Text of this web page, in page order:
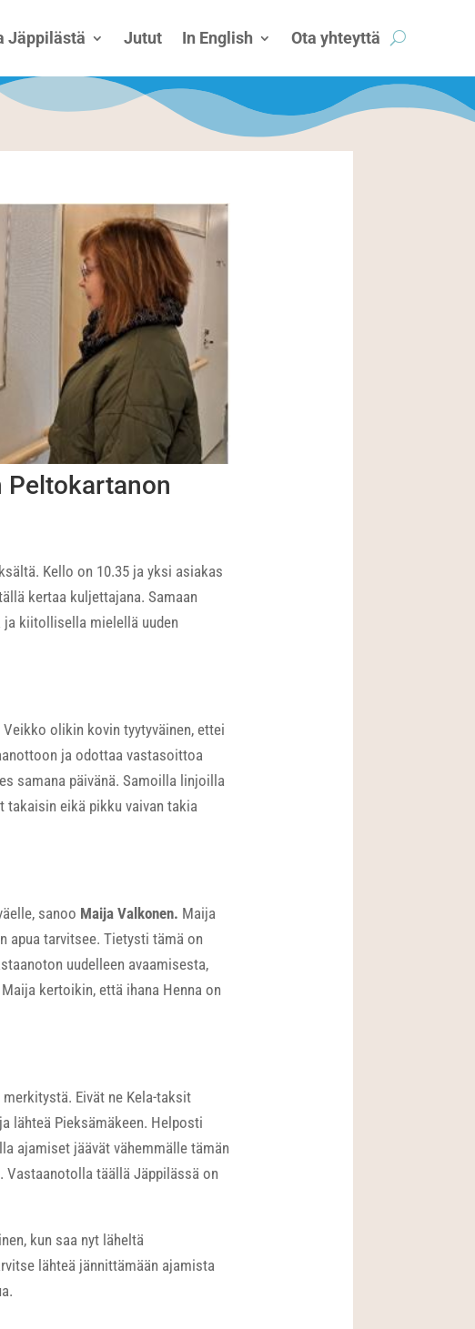
Jäppilästä Jutut In English Ota yhteyttä
Peltokartanon
Kello on 10.35 ja yksi asiakas
kertaa kuljettajana. Samaan
kiitollisella mielellä uuden
olikin kovin tyytyväinen, ettei
ja odottaa vastasoittoa
samana päivänä. Samoilla linjoilla
takaisin eikä pikku vaivan takia
sanoo Maija Valkonen. Maija
apua tarvitsee. Tietysti tämä on
uudelleen avaamisesta,
kertoikin, että ihana Henna on
Eivät ne Kela-taksit
lähteä Pieksämäkeen. Helposti
ajamiset jäävät vähemmälle tämän
Vastaanotolla täällä Jäppilässä on
kun saa nyt läheltä
lähteä jännittämään ajamista